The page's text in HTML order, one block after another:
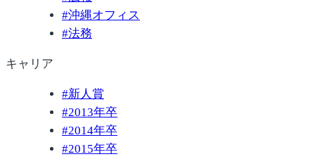
#沖縄オフィス
#法務
キャリア
#新人賞
#2013年卒
#2014年卒
#2015年卒